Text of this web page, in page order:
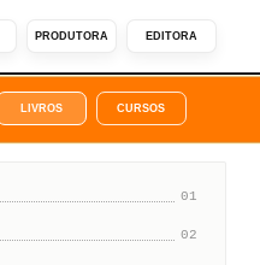
PRODUTORA EDITORA
LIVROS CURSOS
01
02